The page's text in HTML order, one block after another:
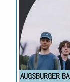
AUGSBURGER